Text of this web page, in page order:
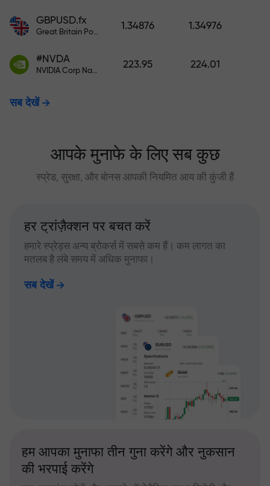
GBPUSD.fx
Great Britain Pound vs US Dollar
1.34876 1.34976
#NVDA
NVIDIA Corp Nasdaq Stock Exchange (Nasdaq) USD
223.95 224.01
सब देखें
आपके मुनाफे के लिए सब कुछ
स्प्रेड, सुरक्षा, और बोनस आपकी नियमित आय की कुंजी हैं
हर ट्रांज़ैक्शन पर बचत करें
हमारे स्प्रेड्स अन्य ब्रोकर्स में सबसे कम हैं। कम लागत का
मतलब है लंबे समय में अधिक मुनाफा।
सब देखें
हम आपका मुनाफा तीन गुना करेंगे और नुकसान
की भरपाई करेंगे